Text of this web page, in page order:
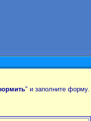
" и заполните форму.